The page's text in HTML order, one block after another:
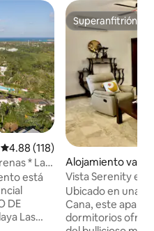
Calificación promedio: 4.88 de
4.88 (118)
* Las
está
DE
Las
Superanfitrión
Superanfitrión
Alojamiento
guey, La
Vista Serenity en
White Sands
Ubicado en una
Cana, este
dormitorios